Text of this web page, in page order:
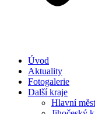
Úvod
Aktuality
Fotogalerie
Další kraje
Hlavní